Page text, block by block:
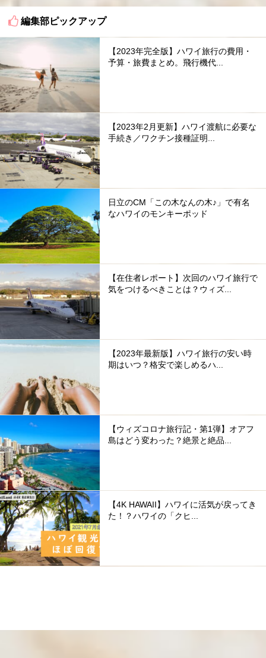
編集部ピックアップ
【2023年完全版】ハワイ旅行の費用・
予算・旅費まとめ。飛行機代...
【2023年2月更新】ハワイ渡航に必要な
手続き／ワクチン接種証明...
日立のCM「この木なんの木♪」で有名
なハワイのモンキーポッド
【在住者レポート】次回のハワイ旅行で
気をつけるべきことは？ウィズ...
【2023年最新版】ハワイ旅行の安い時
期はいつ？格安で楽しめるハ...
【ウィズコロナ旅行記・第1弾】オアフ
島はどう変わった？絶景と絶品...
【4K HAWAII】ハワイに活気が戻ってき
た！？ハワイの「クヒ...